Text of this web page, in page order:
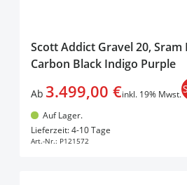
Scott Addict Gravel 20, Sram
Carbon Black Indigo Purple
Ab 3.499,00 €inkl. 19% Mwst.
Auf Lager.
Lieferzeit: 4-10 Tage
Art.-Nr.: P121572